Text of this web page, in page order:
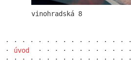
palác dlouhá
vinohradská 8
úvod